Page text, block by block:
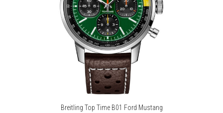
jednoznaczne sygnatury, które nadają zegarku niepokornego,
indywidualnego stylu.
Koperta o średnicy 41 mm wykonana ze stali nierdzewnej czerpie
formę z klasycznych chronografów lat 60., łącząc historyczne
dziedzictwo z nowoczesną niezawodnością. Tarczę chroni wypukłe
szkło szafirowe z powłoką antyrefleksyjną. Całość dopełnia czarny,
perforowany pasek ze skóry cielęcej - faktura paska nawiązuje
wprost do klasycznych rękawic wyścigowych.
Sercem zegarka jest manufakturowy kaliber Breitling 01, który
Breitling Top Time B01 Ford Mustang